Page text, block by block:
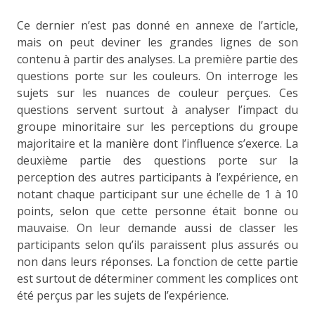
Ce dernier n’est pas donné en annexe de l’article,
mais on peut deviner les grandes lignes de son
contenu à partir des analyses. La première partie des
questions porte sur les couleurs. On interroge les
sujets sur les nuances de couleur perçues. Ces
questions servent surtout à analyser l’impact du
groupe minoritaire sur les perceptions du groupe
majoritaire et la manière dont l’influence s’exerce. La
deuxième partie des questions porte sur la
perception des autres participants à l’expérience, en
notant chaque participant sur une échelle de 1 à 10
points, selon que cette personne était bonne ou
mauvaise. On leur demande aussi de classer les
participants selon qu’ils paraissent plus assurés ou
non dans leurs réponses. La fonction de cette partie
est surtout de déterminer comment les complices ont
été perçus par les sujets de l’expérience.